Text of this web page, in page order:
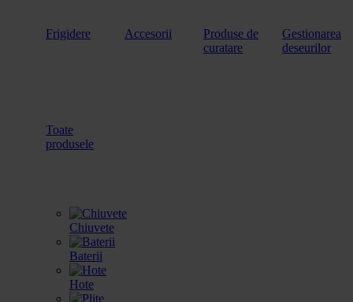
Frigidere Accesorii
Produse de
curatare
Gestionarea
deseurilor
Toate
produsele
Chiuvete
Baterii
Hote